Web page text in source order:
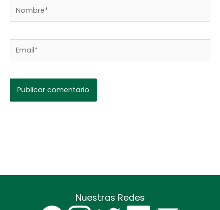
Nombre*
Nuestras Redes